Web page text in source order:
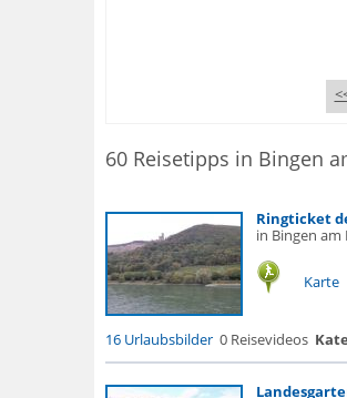
60 Reisetipps in Bingen
Ringticket
in Bingen am
Karte
16 Urlaubsbilder 0 Reisevideos